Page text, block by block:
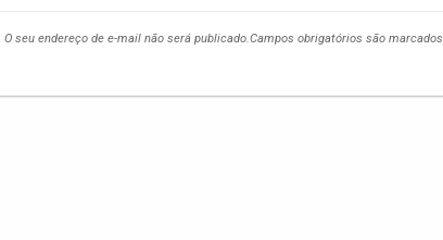
O seu endereço de e-mail não será publicado.Campos obrigatórios são